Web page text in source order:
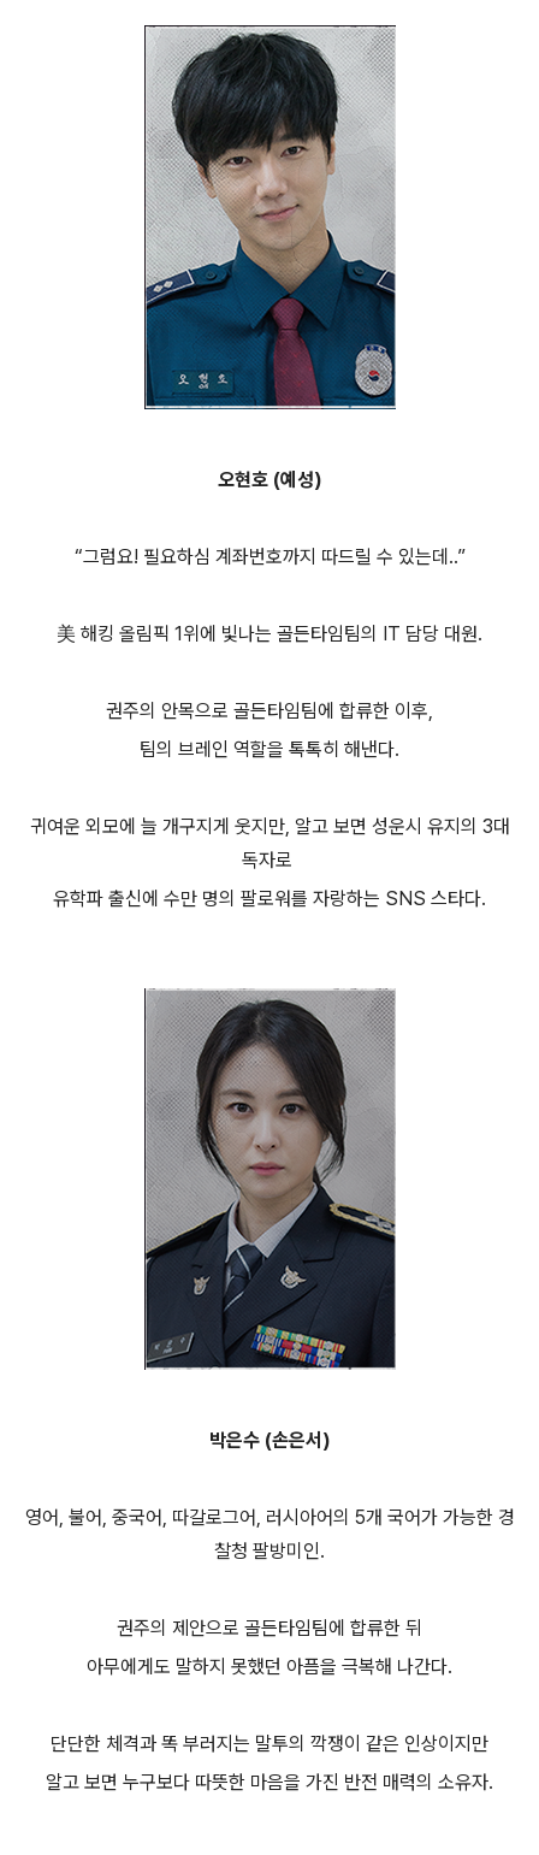
오현호 (예성)
“그럼요! 필요하심 계좌번호까지 따드릴 수 있는데..”
美 해킹 올림픽 1위에 빛나는 골든타임팀의 IT 담당 대원.
권주의 안목으로 골든타임팀에 합류한 이후,
팀의 브레인 역할을 톡톡히 해낸다.
귀여운 외모에 늘 개구지게 웃지만, 알고 보면 성운시 유지의 3대
독자로
유학파 출신에 수만 명의 팔로워를 자랑하는 SNS 스타다.
박은수 (손은서)
영어, 불어, 중국어, 따갈로그어, 러시아어의 5개 국어가 가능한 경
찰청 팔방미인.
권주의 제안으로 골든타임팀에 합류한 뒤
아무에게도 말하지 못했던 아픔을 극복해 나간다.
단단한 체격과 똑 부러지는 말투의 깍쟁이 같은 인상이지만
알고 보면 누구보다 따뜻한 마음을 가진 반전 매력의 소유자.